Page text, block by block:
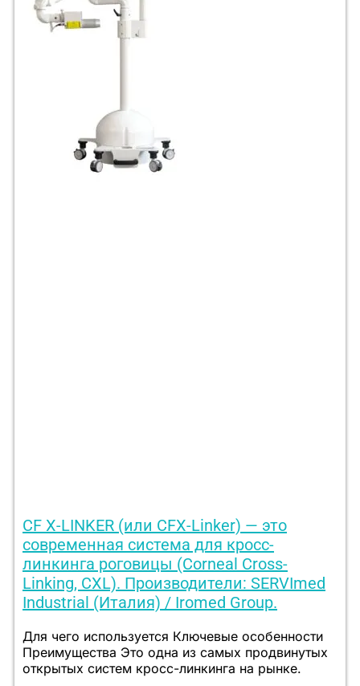
CF X-LINKER (или CFX-Linker) — это
современная система для кросс-
линкинга роговицы (Corneal Cross-
Linking, CXL). Производители: SERVImed
Industrial (Италия) / Iromed Group.
Для чего используется Ключевые особенности
Преимущества Это одна из самых продвинутых
открытых систем кросс-линкинга на рынке.